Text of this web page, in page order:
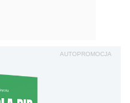
AUTOPROMOCJA